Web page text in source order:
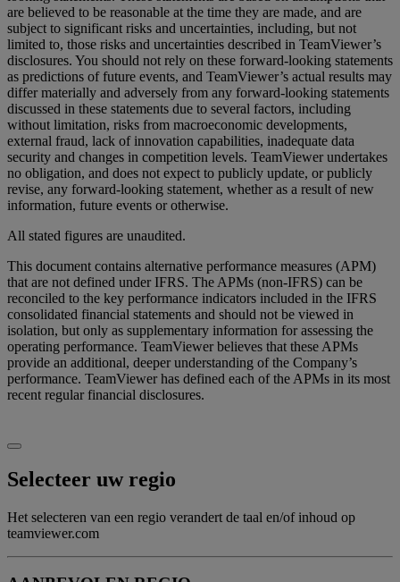
are believed to be reasonable at the time they are made, and are
subject to significant risks and uncertainties, including, but not
limited to, those risks and uncertainties described in TeamViewer’s
disclosures. You should not rely on these forward-looking statements
as predictions of future events, and TeamViewer’s actual results may
differ materially and adversely from any forward-looking statements
discussed in these statements due to several factors, including
without limitation, risks from macroeconomic developments,
external fraud, lack of innovation capabilities, inadequate data
security and changes in competition levels. TeamViewer undertakes
no obligation, and does not expect to publicly update, or publicly
revise, any forward-looking statement, whether as a result of new
information, future events or otherwise.
All stated figures are unaudited.
This document contains alternative performance measures (APM)
that are not defined under IFRS. The APMs (non-IFRS) can be
reconciled to the key performance indicators included in the IFRS
consolidated financial statements and should not be viewed in
isolation, but only as supplementary information for assessing the
operating performance. TeamViewer believes that these APMs
provide an additional, deeper understanding of the Company’s
performance. TeamViewer has defined each of the APMs in its most
recent regular financial disclosures.
Selecteer uw regio
Het selecteren van een regio verandert de taal en/of inhoud op
teamviewer.com